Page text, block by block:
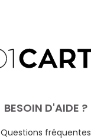
BESOIN D'AIDE ?
Questions fréquentes